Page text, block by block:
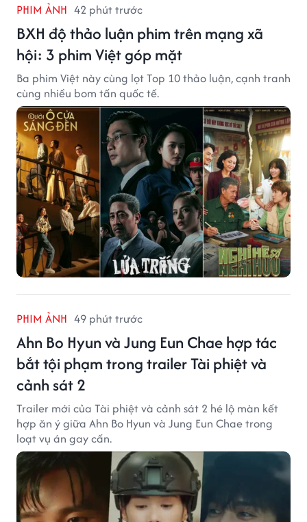
PHIM ẢNH 42 phút trước
BXH độ thảo luận phim trên mạng xã
hội: 3 phim Việt góp mặt
Ba phim Việt này cùng lọt Top 10 thảo luận, cạnh tranh
cùng nhiều bom tấn quốc tế.
PHIM ẢNH 49 phút trước
Ahn Bo Hyun và Jung Eun Chae hợp tác
bắt tội phạm trong trailer Tài phiệt và
cảnh sát 2
Trailer mới của Tài phiệt và cảnh sát 2 hé lộ màn kết
hợp ăn ý giữa Ahn Bo Hyun và Jung Eun Chae trong
loạt vụ án gay cấn.